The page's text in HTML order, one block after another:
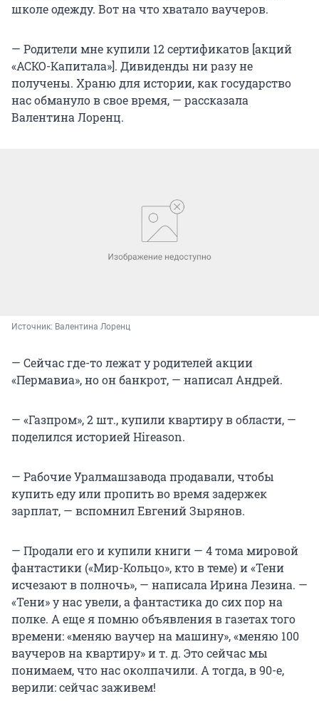
школе одежду. Вот на что хватало ваучеров.
— Родители мне купили 12 сертификатов [акций
«АСКО-Капитала»]. Дивиденды ни разу не
получены. Храню для истории, как государство
нас обмануло в свое время, — рассказала
Валентина Лоренц.
Источник: Валентина Лоренц
— Сейчас где-то лежат у родителей акции
«Пермавиа», но он банкрот, — написал Андрей.
— «Газпром», 2 шт., купили квартиру в области, —
поделился историей Hireason.
— Рабочие Уралмашзавода продавали, чтобы
купить еду или пропить во время задержек
зарплат, — вспомнил Евгений Зырянов.
— Продали его и купили книги — 4 тома мировой
фантастики («Мир-Кольцо», кто в теме) и «Тени
исчезают в полночь», — написала Ирина Лезина. —
«Тени» у нас увели, а фантастика до сих пор на
полке. А еще я помню объявления в газетах того
времени: «меняю ваучер на машину», «меняю 100
ваучеров на квартиру» и т. д. Это сейчас мы
понимаем, что нас околпачили. А тогда, в 90-е,
верили: сейчас заживем!